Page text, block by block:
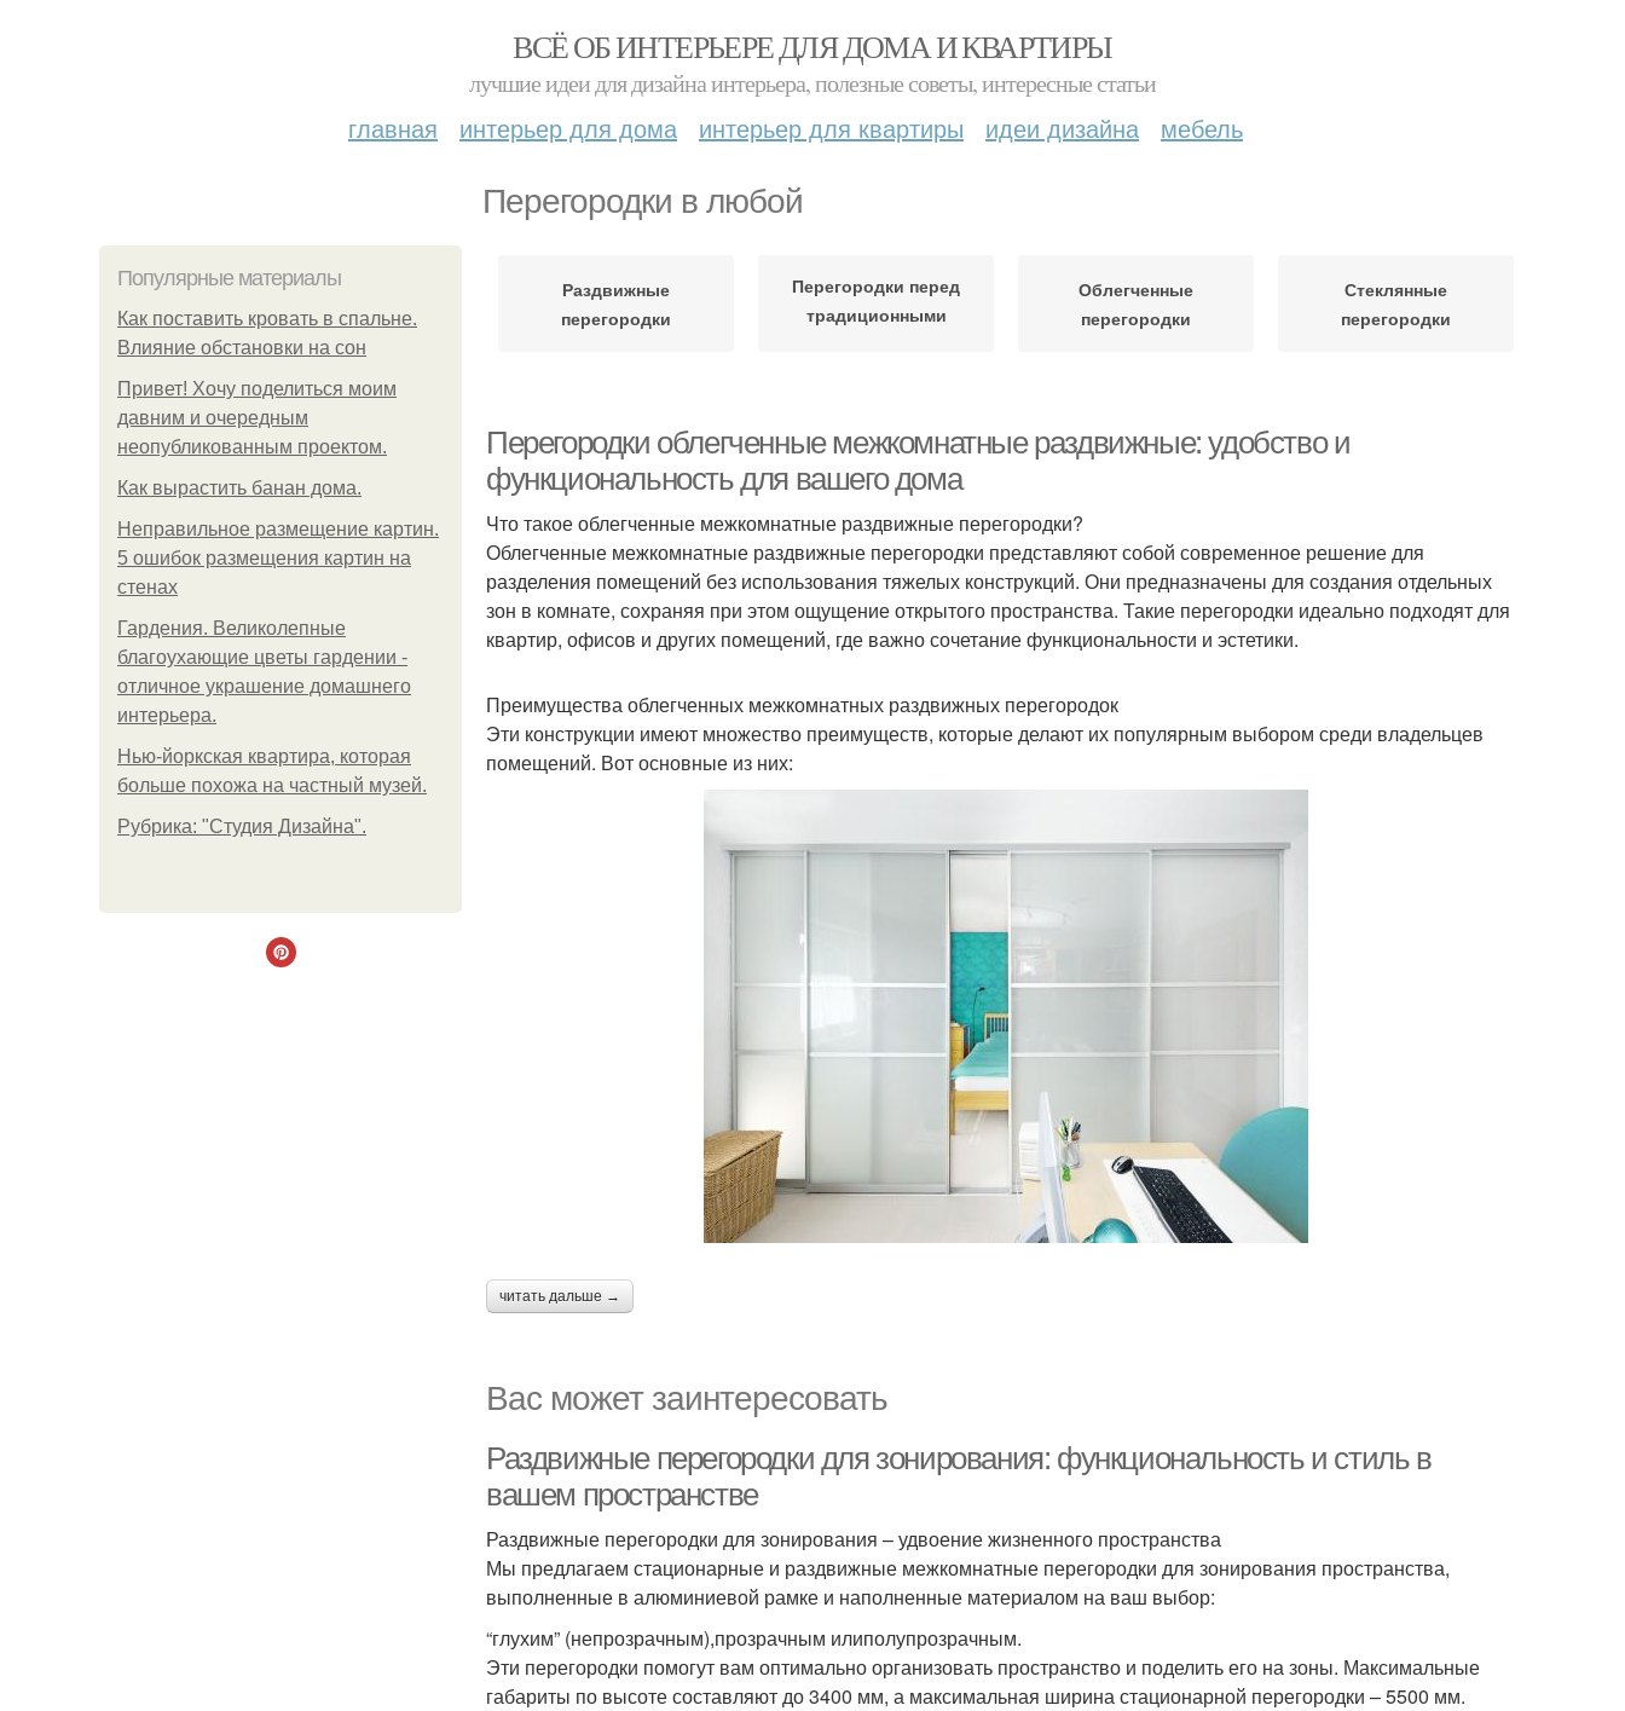
ВСЁ ОБ ИНТЕРЬЕРЕ ДЛЯ ДОМА И КВАРТИРЫ
лучшие идеи для дизайна интерьера, полезные советы, интересные статьи
главная интерьер для дома интерьер для квартиры идеи дизайна мебель
Перегородки в любой
Популярные материалы
Как поставить кровать в спальне.
Влияние обстановки на сон
Привет! Хочу поделиться моим
давним и очередным
неопубликованным проектом.
Как вырастить банан дома.
Неправильное размещение картин.
5 ошибок размещения картин на
стенах
Гардения. Великолепные
благоухающие цветы гардении -
отличное украшение домашнего
интерьера.
Нью-йоркская квартира, которая
больше похожа на частный музей.
Рубрика: "Студия Дизайна".
Раздвижные
перегородки
Перегородки перед
традиционными
Облегченные
перегородки
Стеклянные
перегородки
Перегородки облегченные межкомнатные раздвижные: удобство и
функциональность для вашего дома
Что такое облегченные межкомнатные раздвижные перегородки?
Облегченные межкомнатные раздвижные перегородки представляют собой современное решение для
разделения помещений без использования тяжелых конструкций. Они предназначены для создания отдельных
зон в комнате, сохраняя при этом ощущение открытого пространства. Такие перегородки идеально подходят для
квартир, офисов и других помещений, где важно сочетание функциональности и эстетики.
Преимущества облегченных межкомнатных раздвижных перегородок
Эти конструкции имеют множество преимуществ, которые делают их популярным выбором среди владельцев
помещений. Вот основные из них:
читать дальше →
Вас может заинтересовать
Раздвижные перегородки для зонирования: функциональность и стиль в
вашем пространстве
Раздвижные перегородки для зонирования – удвоение жизненного пространства
Мы предлагаем стационарные и раздвижные межкомнатные перегородки для зонирования пространства,
выполненные в алюминиевой рамке и наполненные материалом на ваш выбор:
“глухим” (непрозрачным),прозрачным илиполупрозрачным.
Эти перегородки помогут вам оптимально организовать пространство и поделить его на зоны. Максимальные
габариты по высоте составляют до 3400 мм, а максимальная ширина стационарной перегородки – 5500 мм.